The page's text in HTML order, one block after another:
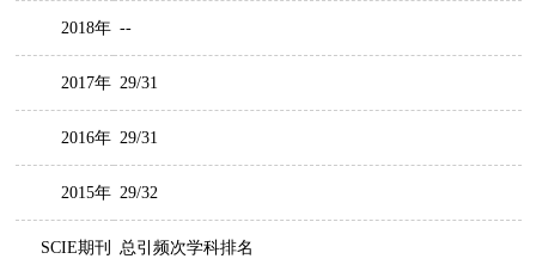
2018年 --
2017年 29/31
2016年 29/31
2015年 29/32
SCIE期刊 总引频次学科排名